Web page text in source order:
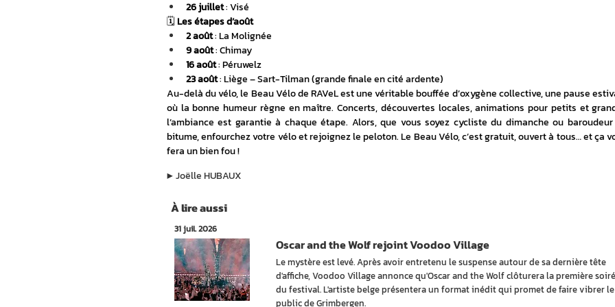
26 juillet : Visé
🗓️ Les étapes d’août
2 août : La Molignée
9 août : Chimay
16 août : Péruwelz
23 août : Liège – Sart-Tilman (grande finale en cité ardente)
Au-delà du vélo, le Beau Vélo de RAVeL est une véritable bouffée d’oxygène collective, une pause
où la bonne humeur règne en maître. Concerts, découvertes locales, animations pour petits et
l’ambiance est garantie à chaque étape. Alors, que vous soyez cycliste du dimanche ou
bitume, enfourchez votre vélo et rejoignez le peloton. Le Beau Vélo, c’est gratuit, ouvert à tous… et ça
fera un bien fou !
Joëlle HUBAUX
▶︎
À lire aussi
31 juil. 2026
Le mystère est levé. Après avoir entretenu le suspense autour de sa dernière tête
d'affiche, Voodoo Village annonce qu'Oscar and the Wolf clôturera la première
du festival. L'artiste belge présentera un format inédit qui promet de faire vibrer le
public de Grimbergen.
Oscar and the Wolf rejoint Voodoo Village